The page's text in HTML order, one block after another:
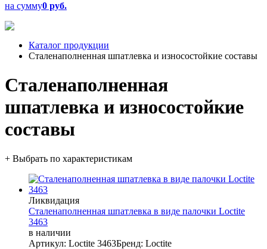
на сумму0 руб.
Каталог продукции
Сталенаполненная шпатлевка и износостойкие составы
Сталенаполненная
шпатлевка и износостойкие
составы
+ Выбрать по характеристикам
Ликвидация
Сталенаполненная шпатлевка в виде палочки Loctite
3463
в наличии
Артикул: Loctite 3463Бренд: Loctite